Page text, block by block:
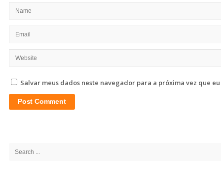
Salvar meus dados neste navegador para a próxima vez que
Search